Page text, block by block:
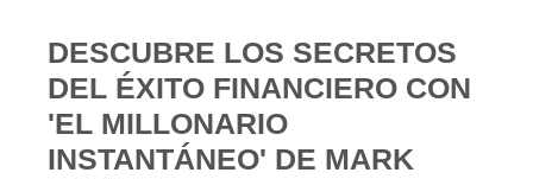
DESCUBRE LOS SECRETOS
DEL ÉXITO FINANCIERO CON
'EL MILLONARIO
INSTANTÁNEO' DE MARK